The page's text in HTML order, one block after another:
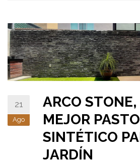
21
Ago
ARCO STONE,
MEJOR PASTO
SINTÉTICO
JARDÍN